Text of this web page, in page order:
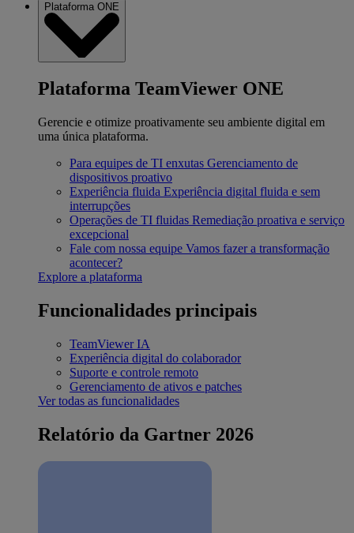
Plataforma ONE
Plataforma TeamViewer ONE
Gerencie e otimize proativamente seu ambiente digital em
uma única plataforma.
Para equipes de TI enxutas Gerenciamento de
dispositivos proativo
Experiência fluida Experiência digital fluida e sem
interrupções
Operações de TI fluidas Remediação proativa e serviço
excepcional
Fale com nossa equipe Vamos fazer a transformação
acontecer?
Explore a plataforma
Funcionalidades principais
TeamViewer IA
Experiência digital do colaborador
Suporte e controle remoto
Gerenciamento de ativos e patches
Ver todas as funcionalidades
Relatório da Gartner 2026